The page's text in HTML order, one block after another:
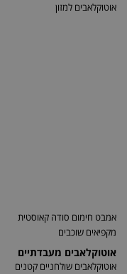
אוטוקלאבים למזון
אמבט חימום סודה קאוסטית
מקפיאים שוכבים
אוטוקלאבים מעבדתיים
אוטוקלאבים שולחניים קטנים